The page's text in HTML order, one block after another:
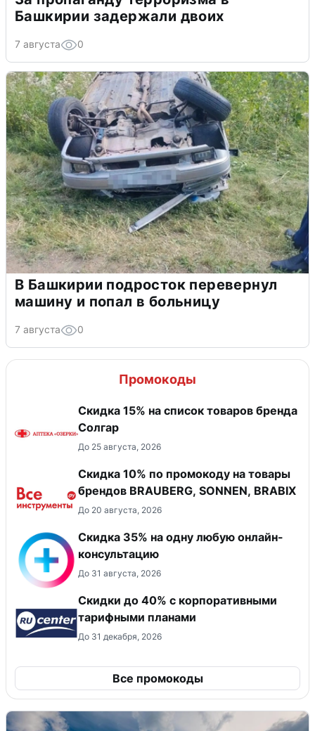
Башкирии задержали двоих
7 августа 0
В Башкирии подросток перевернул
машину и попал в больницу
7 августа 0
Промокоды
Скидка 15% на список товаров бренда
Солгар
До 25 августа, 2026
Скидка 10% по промокоду на товары
брендов BRAUBERG, SONNEN, BRABIX
До 20 августа, 2026
Скидка 35% на одну любую онлайн-
консультацию
До 31 августа, 2026
Скидки до 40% с корпоративными
тарифными планами
До 31 декабря, 2026
Все промокоды